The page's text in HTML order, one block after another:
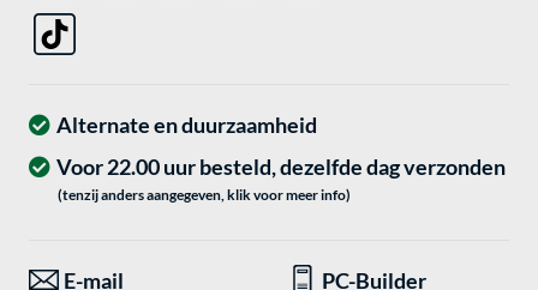
Alternate en duurzaamheid
Voor 22.00 uur besteld, dezelfde dag verzonden
(tenzij anders aangegeven, klik voor meer info)
E-mail PC-Builder